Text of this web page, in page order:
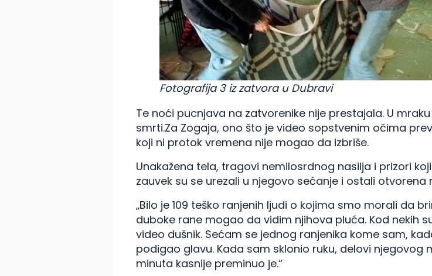
Fotografija 3 iz zatvora u Dubravi
Te noći pucnjava na zatvorenike nije prestajala. U
smrti.Za Zogaja, ono što je video sopstvenim očima
koji ni protok vremena nije mogao da izbriše.
Unakažena tela, tragovi nemilosrdnog nasilja i prizori
zauvek su se urezali u njegovo sećanje i ostali
„Bilo je 109 teško ranjenih ljudi o kojima smo morali da
duboke rane mogao da vidim njihova pluća. Kod nekih
video dušnik. Sećam se jednog ranjenika kome sam,
podigao glavu. Kada sam sklonio ruku, delovi njegovog
minuta kasnije preminuo je.“